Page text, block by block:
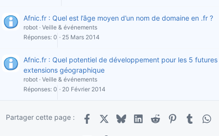
Afnic.fr : Quel est l’âge moyen d’un nom de domaine en .fr ?
robot Veille & événements
Réponses 0 25 Mars 2014
Afnic.fr : Quel potentiel de développement pour les 5 futures
extensions géographique
robot Veille & événements
Réponses 0 20 Février 2014
Partager cette page :
Facebook
X BlueskyLinkedInRedditPinterestTumblr